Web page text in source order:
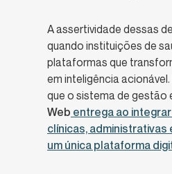
A assertividade dessas
quando instituições de
plataformas que
em inteligência
que o sistema de gestão
Web entrega ao
clínicas, administrativas
um única plataforma